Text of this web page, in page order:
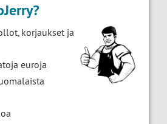
korjaukset ja
euroja